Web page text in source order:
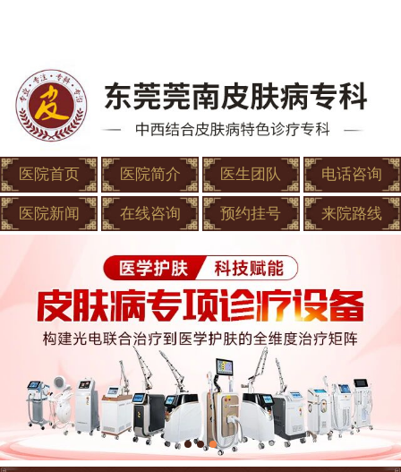
医院首页 医院简介 医生团队 电话咨询
医院新闻 在线咨询 预约挂号 来院路线